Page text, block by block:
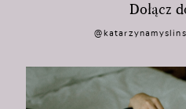
Dołącz